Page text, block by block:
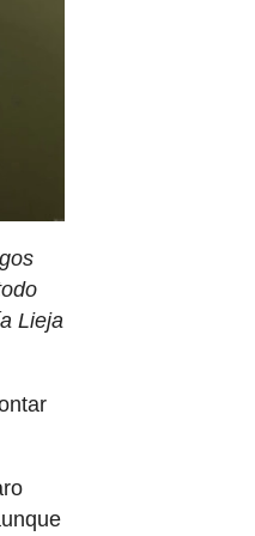
Lieja